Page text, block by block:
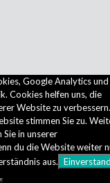
Google Analytics und
Cookies helfen uns, die
Website zu
stimmen Sie zu.
in unserer
du die Website weiter
aus.